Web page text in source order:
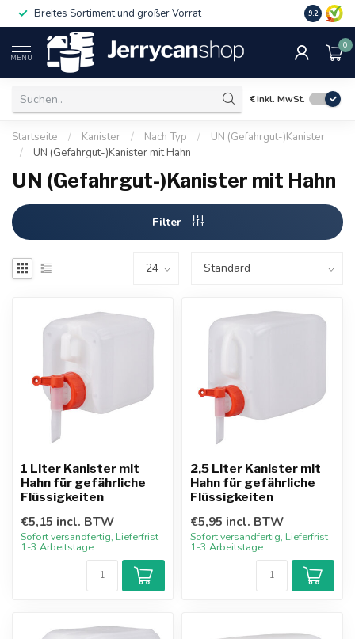
Breites Sortiment und großer Vorrat 9.2
MENU
0
€Inkl. MwSt.
Startseite / Kanister / Nach Typ /
UN (Gefahrgut-)Kanister
/
UN (Gefahrgut-)Kanister mit Hahn
UN (Gefahrgut-)Kanister mit Hahn
Filter
1 Liter Kanister mit
Hahn für gefährliche
Flüssigkeiten
€5,15 incl. BTW
Sofort versandfertig, Lieferfrist
1-3 Arbeitstage.
2,5 Liter Kanister mit
Hahn für gefährliche
Flüssigkeiten
€5,95 incl. BTW
Sofort versandfertig, Lieferfrist
1-3 Arbeitstage.